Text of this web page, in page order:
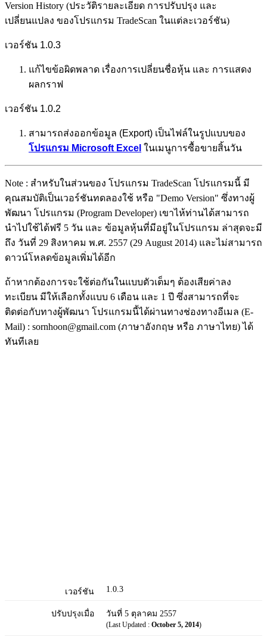
Version History (ประวัติรายละเอียด การปรับปรุง และ
เปลี่ยนแปลง ของโปรแกรม TradeScan ในแต่ละเวอร์ชัน)
เวอร์ชัน 1.0.3
แก้ไขข้อผิดพลาด เรื่องการเปลี่ยนชื่อหุ้น และ การแสดง
ผลกราฟ
เวอร์ชัน 1.0.2
สามารถส่งออกข้อมูล (Export) เป็นไฟล์ในรูปแบบของ
โปรแกรม Microsoft Excel ในเมนูการซื้อขายสิ้นวัน
Note : สำหรับในส่วนของ โปรแกรม TradeScan โปรแกรมนี้ มี
คุณสมบัติเป็นเวอร์ชันทดลองใช้ หรือ "Demo Version" ซึ่งทางผู้
พัฒนา โปรแกรม (Program Developer) เขาไห้ท่านได้สามารถ
นำไปใช้ได้ฟรี 5 วัน และ ข้อมูลหุ้นที่มีอยู่ในโปรแกรม ล่าสุดจะมี
ถึง วันที่ 29 สิงหาคม พ.ศ. 2557 (29 August 2014) และไม่สามารถ
ดาวน์โหลดข้อมูลเพิ่มได้อีก
ถ้าหากต้องการจะใช้ต่อกันในแบบตัวเต็มๆ ต้องเสียค่าลง
ทะเบียน มีให้เลือกทั้งแบบ 6 เดือน และ 1 ปี ซึ่งสามารถที่จะ
ติดต่อกับทางผู้พัฒนา โปรแกรมนี้ได้ผ่านทางช่องทางอีเมล (E-
Mail) : sornhoon@gmail.com (ภาษาอังกฤษ หรือ ภาษาไทย) ได้
ทันทีเลย
เวอร์ชัน 1.0.3
ปรับปรุงเมื่อ วันที่ 5 ตุลาคม 2557
(Last Updated : October 5, 2014)